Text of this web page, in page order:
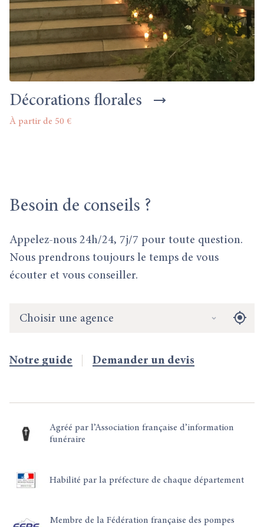
Décorations florales
À partir de 50 €
Besoin de conseils ?
Appelez-nous 24h/24, 7j/7 pour toute question.
Nous prendrons toujours le temps de vous
écouter et vous conseiller.
Choisir une agence
Notre guide Demander un devis
Agréé par l’Association française d’information
funéraire
Habilité par la préfecture de chaque département
Membre de la Fédération française des pompes